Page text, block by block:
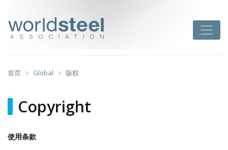
首页 Global 版权
Copyright
使用条款